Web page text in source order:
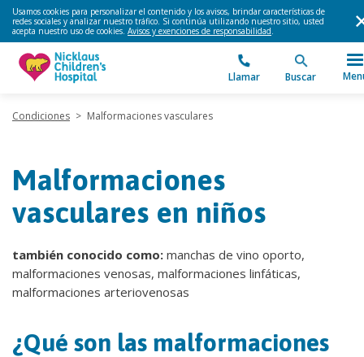
Usamos cookies para personalizar el contenido y los avisos, brindar características de
redes sociales y analizar nuestro tráfico. Si continúa utilizando nuestro sitio, usted
acepta nuestro uso de cookies. Avisos y exenciones de responsabilidad.
Llamar Buscar
Condiciones > Malformaciones vasculares
Malformaciones
vasculares en niños
también conocido como: manchas de vino oporto,
malformaciones venosas, malformaciones linfáticas,
malformaciones arteriovenosas
¿Qué son las malformaciones